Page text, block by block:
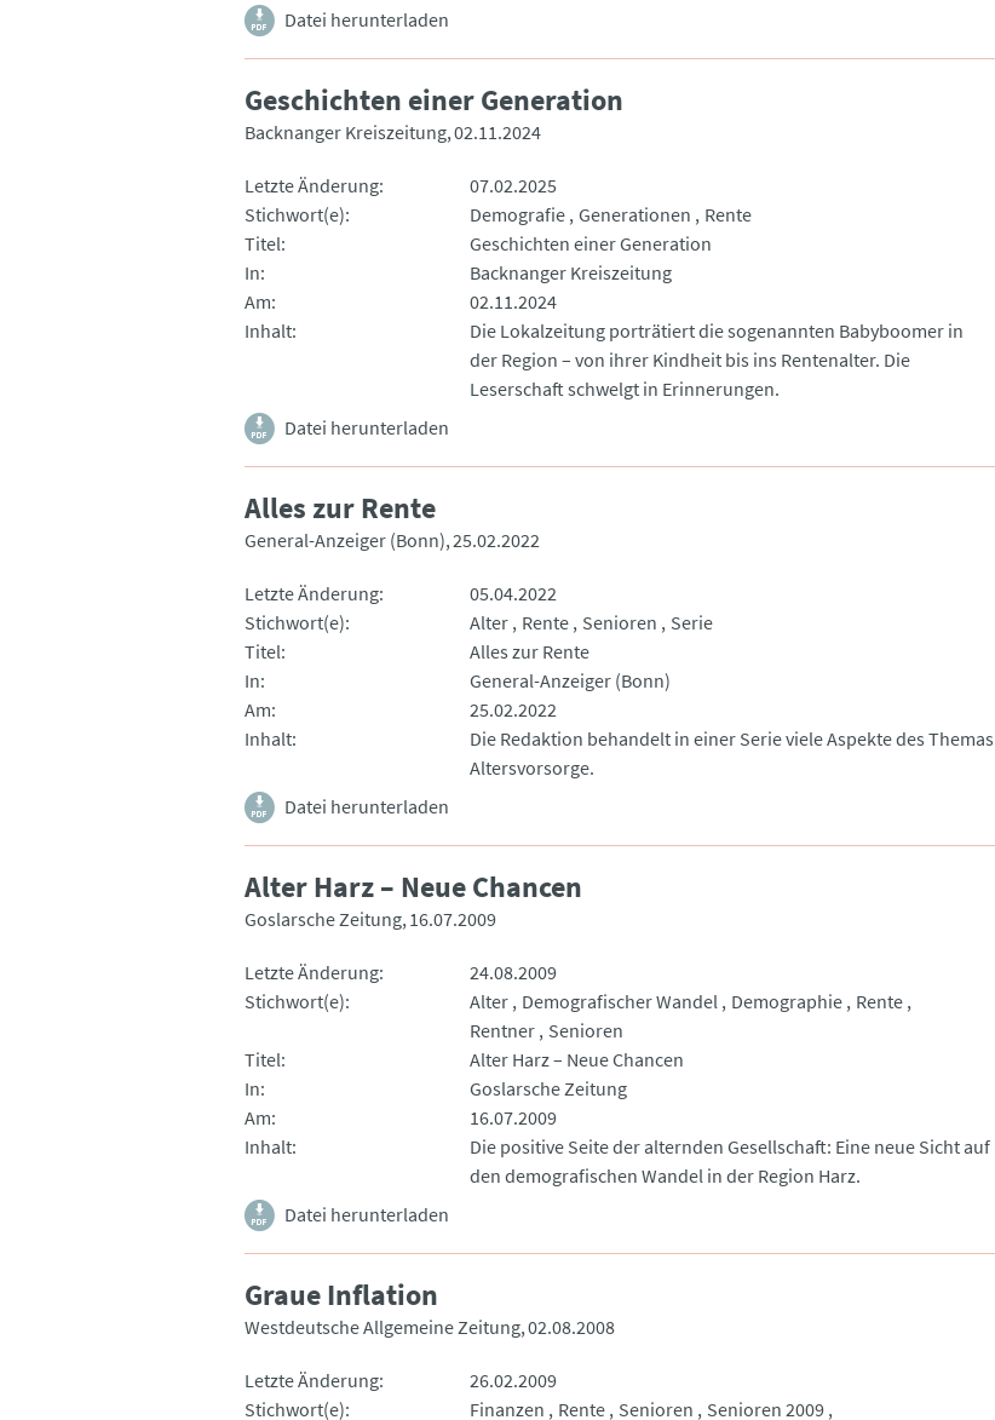
Datei herunterladen
Geschichten einer Generation
Backnanger Kreiszeitung 02.11.2024
Letzte Änderung
07.02.2025
Stichwort(e)
Demografie Generationen
Rente
Titel
Geschichten einer Generation
In
Backnanger Kreiszeitung
Am
02.11.2024
Inhalt
Die Lokalzeitung porträtiert die sogenannten Babyboomer in
der Region – von ihrer Kindheit bis ins Rentenalter. Die
Leserschaft schwelgt in Erinnerungen.
Datei herunterladen
Alles zur Rente
General-Anzeiger (Bonn) 25.02.2022
Letzte Änderung
05.04.2022
Stichwort(e)
Alter Rente Senioren
Serie
Titel
Alles zur Rente
In
General-Anzeiger (Bonn)
Am
25.02.2022
Inhalt
Die Redaktion behandelt in einer Serie viele Aspekte des Themas
Altersvorsorge.
Datei herunterladen
Alter Harz – Neue Chancen
Goslarsche Zeitung 16.07.2009
Letzte Änderung
24.08.2009
Stichwort(e)
Alter Demografischer Wandel Demographie
Rente
Rentner
Senioren
Titel
Alter Harz – Neue Chancen
In
Goslarsche Zeitung
Am
16.07.2009
Inhalt
Die positive Seite der alternden Gesellschaft: Eine neue Sicht auf
den demografischen Wandel in der Region Harz.
Datei herunterladen
Graue Inflation
Westdeutsche Allgemeine Zeitung 02.08.2008
Letzte Änderung
26.02.2009
Stichwort(e)
Finanzen Rente Senioren
Senioren 2009